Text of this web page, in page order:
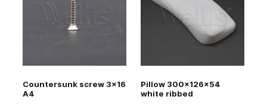
Countersunk screw 3×16
A4
Pillow 300x126x54
white ribbed